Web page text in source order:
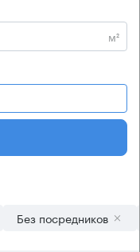
м²
Без посредников